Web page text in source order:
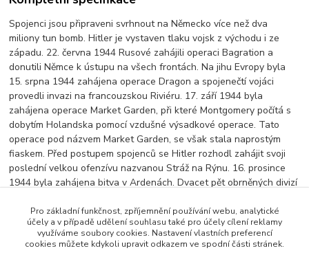
Spojenci jsou připraveni svrhnout na Německo více než dva
miliony tun bomb. Hitler je vystaven tlaku vojsk z východu i ze
západu. 22. června 1944 Rusové zahájili operaci Bagration a
donutili Němce k ústupu na všech frontách. Na jihu Evropy byla
15. srpna 1944 zahájena operace Dragon a spojenečtí vojáci
provedli invazi na francouzskou Riviéru. 17. září 1944 byla
zahájena operace Market Garden, při které Montgomery počítá s
dobytím Holandska pomocí vzdušné výsadkové operace. Tato
operace pod názvem Market Garden, se však stala naprostým
fiaskem. Před postupem spojenců se Hitler rozhodl zahájit svoji
poslední velkou ofenzívu nazvanou Stráž na Rýnu. 16. prosince
1944 byla zahájena bitva v Ardenách. Dvacet pět obrněných divizí
kopcovité oblasti Ardenského výběžku s cílem dostat se do
Antverp.
délka:96 minut
Pro základní funkčnost, zpříjemnění používání webu, analytické
účely a v případě udělení souhlasu také pro účely cílení reklamy
využíváme soubory cookies. Nastavení vlastních preferencí
cookies můžete kdykoli upravit odkazem ve spodní části stránek.